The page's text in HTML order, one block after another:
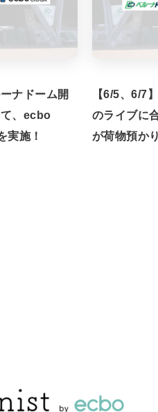
ナドーム開
、ecbo
実施！
【6/5、6/7
のライブに
が荷物預か